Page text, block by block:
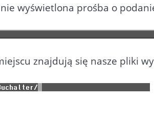
wyświetlona prośba o
znajdują się nasze pliki